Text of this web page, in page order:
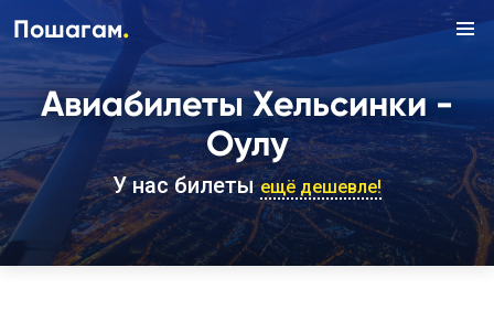
Пошагам.
Авиабилеты Хельсинки -
Оулу
У нас билетыещё дешевле!